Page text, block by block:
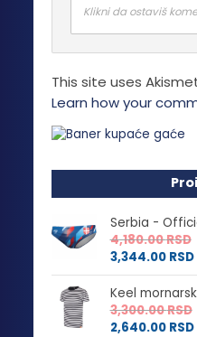
Klikni da ostaviš
This site uses
Learn how your
Serbia -
4,180.00RSD
3,344.00 RSD
Keel
3,300.00RSD
2,640.00 RSD